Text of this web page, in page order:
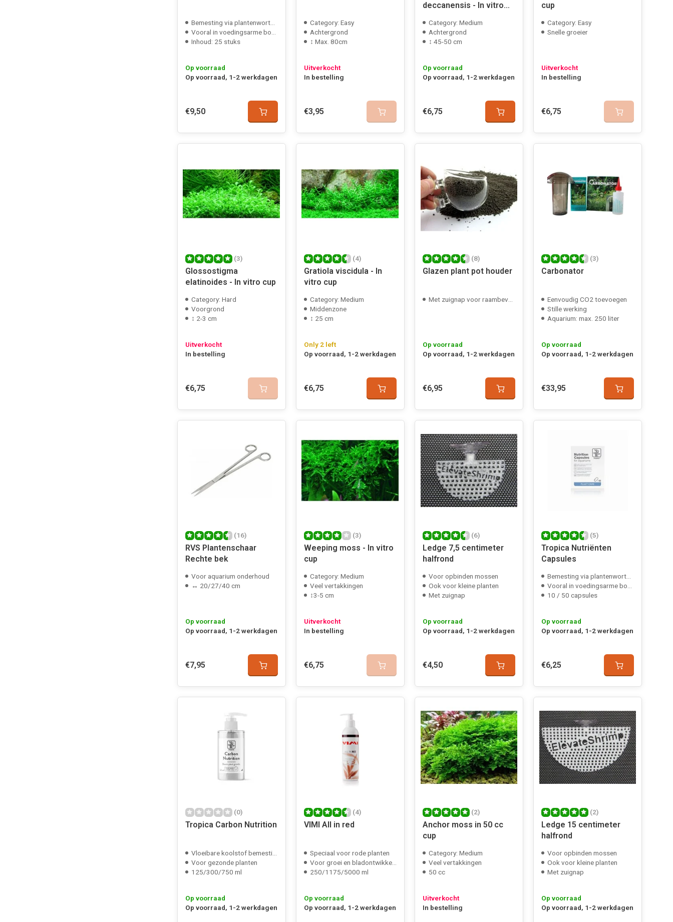
Bemesting via plantenwortels
Vooral in voedingsarme bodem
Inhoud: 25 stuks
Op voorraad
Op voorraad, 1-2 werkdagen
€9,50
Category: Easy
Achtergrond
↕ Max. 80cm
Uitverkocht
In bestelling
€3,95
deccanensis - In vitro
Category: Medium
Achtergrond
↕ 45-50 cm
Op voorraad
Op voorraad, 1-2 werkdagen
€6,75
cup
Category: Easy
Snelle groeier
Uitverkocht
In bestelling
€6,75
(3)
Glossostigma
elatinoides - In vitro cup
Category: Hard
Voorgrond
↕ 2-3 cm
Uitverkocht
In bestelling
€6,75
(4)
Gratiola viscidula - In
vitro cup
Category: Medium
Middenzone
↕ 25 cm
Only 2 left
Op voorraad, 1-2 werkdagen
€6,75
(8)
Glazen plant pot houder
Met zuignap voor raambevestiging
Op voorraad
Op voorraad, 1-2 werkdagen
€6,95
(3)
Carbonator
Eenvoudig CO2 toevoegen
Stille werking
Aquarium: max. 250 liter
Op voorraad
Op voorraad, 1-2 werkdagen
€33,95
(16)
RVS Plantenschaar
Rechte bek
Voor aquarium onderhoud
↔ 20/27/40 cm
Op voorraad
Op voorraad, 1-2 werkdagen
€7,95
(3)
Weeping moss - In vitro
cup
Category: Medium
Veel vertakkingen
↕3-5 cm
Uitverkocht
In bestelling
€6,75
(6)
Ledge 7,5 centimeter
halfrond
Voor opbinden mossen
Ook voor kleine planten
Met zuignap
Op voorraad
Op voorraad, 1-2 werkdagen
€4,50
(5)
Tropica Nutriënten
Capsules
Bemesting via plantenwortels
Vooral in voedingsarme bodem
10 / 50 capsules
Op voorraad
Op voorraad, 1-2 werkdagen
€6,25
(0)
Tropica Carbon Nutrition
Vloeibare koolstof bemesting
Voor gezonde planten
125/300/750 ml
Op voorraad
Op voorraad, 1-2 werkdagen
(4)
VIMI All in red
Speciaal voor rode planten
Voor groei en bladontwikkeling
250/1175/5000 ml
Op voorraad
Op voorraad, 1-2 werkdagen
(2)
Anchor moss in 50 cc
cup
Category: Medium
Veel vertakkingen
50 cc
Uitverkocht
In bestelling
(2)
Ledge 15 centimeter
halfrond
Voor opbinden mossen
Ook voor kleine planten
Met zuignap
Op voorraad
Op voorraad, 1-2 werkdagen